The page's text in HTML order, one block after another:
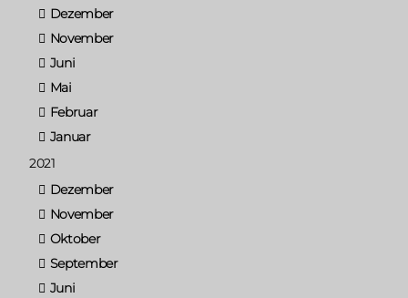
Dezember
November
Juni
Mai
Februar
Januar
2021
Dezember
November
Oktober
September
Juni